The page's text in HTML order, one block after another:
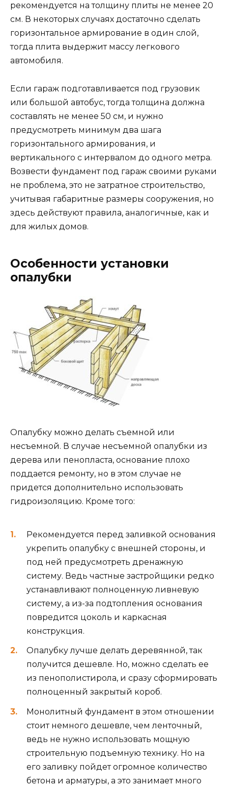
рекомендуется на толщину плиты не менее 20
см. В некоторых случаях достаточно сделать
горизонтальное армирование в один слой,
тогда плита выдержит массу легкового
автомобиля.
Если гараж подготавливается под грузовик
или большой автобус, тогда толщина должна
составлять не менее 50 см, и нужно
предусмотреть минимум два шага
горизонтального армирования, и
вертикального с интервалом до одного метра.
Возвести фундамент под гараж своими руками
не проблема, это не затратное строительство,
учитывая габаритные размеры сооружения, но
здесь действуют правила, аналогичные, как и
для жилых домов.
Особенности установки
опалубки
Опалубку можно делать съемной или
несъемной. В случае несъемной опалубки из
дерева или пенопласта, основание плохо
поддается ремонту, но в этом случае не
придется дополнительно использовать
гидроизоляцию. Кроме того:
Рекомендуется перед заливкой основания
укрепить опалубку с внешней стороны, и
под ней предусмотреть дренажную
систему. Ведь частные застройщики редко
устанавливают полноценную ливневую
систему, а из-за подтопления основания
повредится цоколь и каркасная
конструкция.
Опалубку лучше делать деревянной, так
получится дешевле. Но, можно сделать ее
из пенополистирола, и сразу сформировать
полноценный закрытый короб.
Монолитный фундамент в этом отношении
стоит немного дешевле, чем ленточный,
ведь не нужно использовать мощную
строительную подъемную технику. Но на
его заливку пойдет огромное количество
бетона и арматуры, а это занимает много